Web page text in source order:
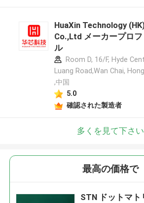
HuaXin Technology
Co.,Ltd メーカープロ
ル
Room D, 16/F, Hyde
Luang Road,Wan Chai,
,中国
5.0
確認された製造者
多くを見て下さい
最高の価格で
STN ドットマト